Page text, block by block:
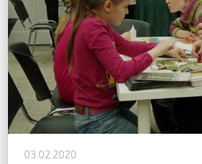
03.02.2020